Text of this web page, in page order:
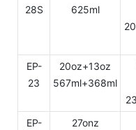
28S
625ml
EP-
23
20oz+13oz
567ml+368ml
EP-
27onz